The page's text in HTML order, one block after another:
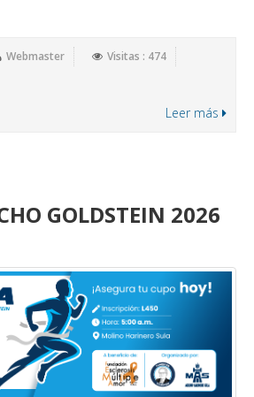
Webmaster
Visitas : 474
Leer más
GOLDSTEIN 2026